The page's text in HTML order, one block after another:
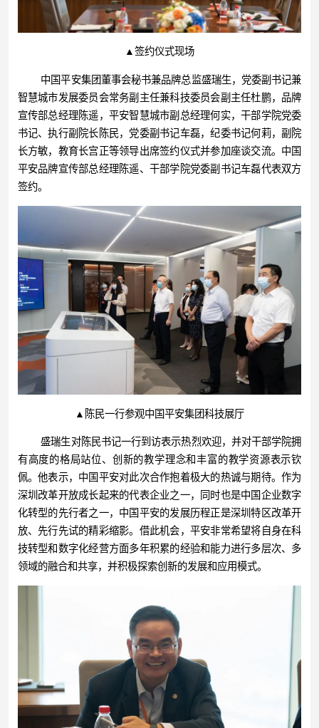
▲签约仪式现场
中国平安集团董事会秘书兼品牌总监盛瑞生，党委副书记兼
智慧城市发展委员会常务副主任兼科技委员会副主任杜鹏，品牌
宣传部总经理陈遥，平安智慧城市副总经理何实，干部学院党委
书记、执行副院长陈民，党委副书记车磊，纪委书记何莉，副院
长方敏，教育长宫正等领导出席签约仪式并参加座谈交流。中国
平安品牌宣传部总经理陈遥、干部学院党委副书记车磊代表双方
签约。
▲陈民一行参观中国平安集团科技展厅
盛瑞生对陈民书记一行到访表示热烈欢迎，并对干部学院拥
有高度的格局站位、创新的教学理念和丰富的教学资源表示钦
佩。他表示，中国平安对此次合作抱着极大的热诚与期待。作为
深圳改革开放成长起来的代表企业之一，同时也是中国企业数字
化转型的先行者之一，中国平安的发展历程正是深圳特区改革开
放、先行先试的精彩缩影。借此机会，平安非常希望将自身在科
技转型和数字化经营方面多年积累的经验和能力进行多层次、多
领域的融合和共享，并积极探索创新的发展和应用模式。